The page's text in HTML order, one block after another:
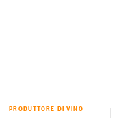
PRODUTTORE DI VINO